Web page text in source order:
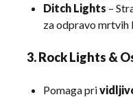
Ditch Lights –
za odpravo mrtvih
3. Rock Lights &
Pomaga pri